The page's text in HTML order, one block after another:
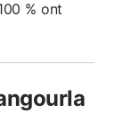
% ont